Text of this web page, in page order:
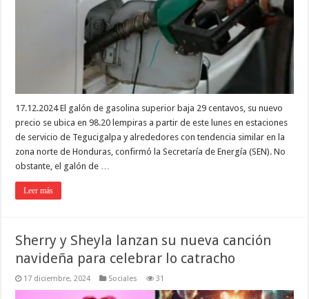
17.12.2024 El galón de gasolina superior baja 29 centavos, su nuevo
precio se ubica en 98.20 lempiras a partir de este lunes en estaciones
de servicio de Tegucigalpa y alrededores con tendencia similar en la
zona norte de Honduras, confirmó la Secretaría de Energía (SEN). No
obstante, el galón de …
Leer más
Sherry y Sheyla lanzan su nueva canción
navideña para celebrar lo catracho
17 diciembre, 2024 Sociales 31